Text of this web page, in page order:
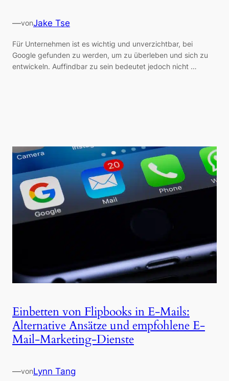
—vonJake Tse
Für Unternehmen ist es wichtig und unverzichtbar, bei
Google gefunden zu werden, um zu überleben und sich zu
entwickeln. Auffindbar zu sein bedeutet jedoch nicht …
Einbetten von Flipbooks in E-Mails:
Alternative Ansätze und empfohlene E-
Mail-Marketing-Dienste
—vonLynn Tang